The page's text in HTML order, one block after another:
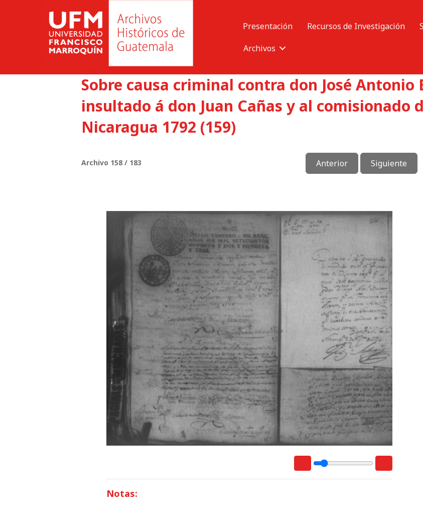
Presentación Recursos de Investigación
Archivos
Sobre causa criminal contra don José Antonio
insultado á don Juan Cañas y al comisionado
Nicaragua 1792 (159)
Archivo 158 / 183 Anterior Siguiente
Notas: